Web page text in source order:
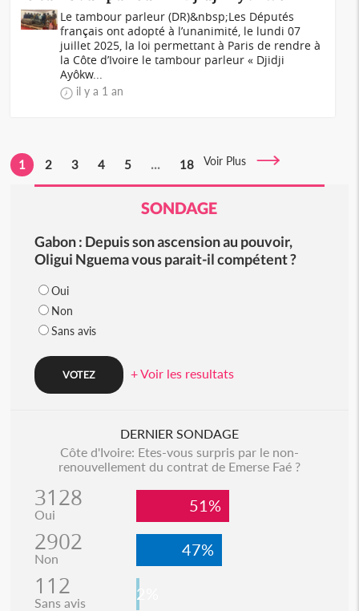
Le tambour parleur (DR)&nbsp;Les Députés
français ont adopté à l’unanimité, le lundi 07
juillet 2025, la loi permettant à Paris de rendre à
la Côte d’Ivoire le tambour parleur « Djidji
Ayôkw...
il y a 1 an
1 2 3 4 5 ... 18 Voir Plus
SONDAGE
Gabon : Depuis son ascension au pouvoir,
Oligui Nguema vous parait-il compétent ?
Oui
Non
Sans avis
+ Voir les resultats
DERNIER SONDAGE
Côte d'Ivoire: Etes-vous surpris par le non-
renouvellement du contrat de Emerse Faé ?
3128
Oui 51%
2902
Non 47%
112
Sans avis 2%